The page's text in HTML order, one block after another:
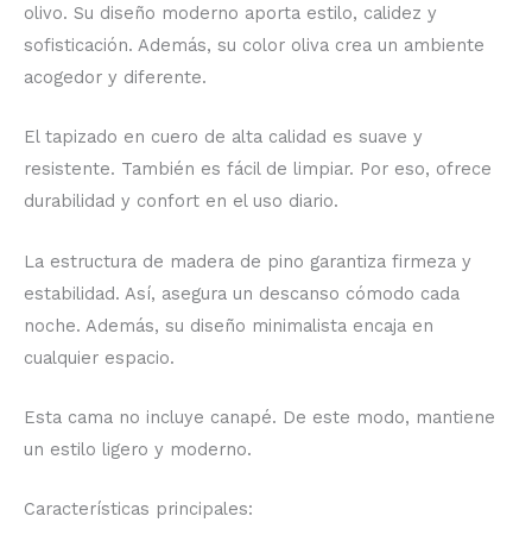
olivo. Su diseño moderno aporta estilo, calidez y
sofisticación. Además, su color oliva crea un ambiente
acogedor y diferente.
El tapizado en cuero de alta calidad es suave y
resistente. También es fácil de limpiar. Por eso, ofrece
durabilidad y confort en el uso diario.
La estructura de madera de pino garantiza firmeza y
estabilidad. Así, asegura un descanso cómodo cada
noche. Además, su diseño minimalista encaja en
cualquier espacio.
Esta cama no incluye canapé. De este modo, mantiene
un estilo ligero y moderno.
Características principales: